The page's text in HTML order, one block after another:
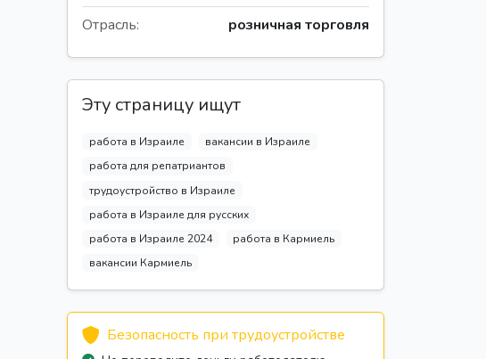
Отрасль:
розничная торговля
Эту страницу ищут
работа в Израиле
вакансии в Израиле
работа для репатриантов
трудоустройство в Израиле
работа в Израиле для русских
работа в Израиле 2024
работа в Кармиель
вакансии Кармиель
Безопасность при трудоустройстве